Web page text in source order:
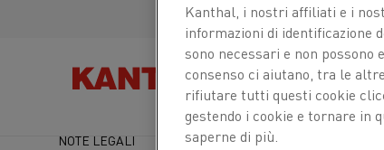
TROVA
DICHIARAZIONE DI ACCESSIBILITÀ
SUGGERIMENTI E ASSISTENZA PER LA
RICERCA
NOTE LEGALI
Kanthal, i nostri affiliati e i
informazioni di identificazione
sono necessari e non
consenso ci aiutano, tra le
rifiutare tutti questi cookie
gestendo i cookie e tornare in
saperne di più.